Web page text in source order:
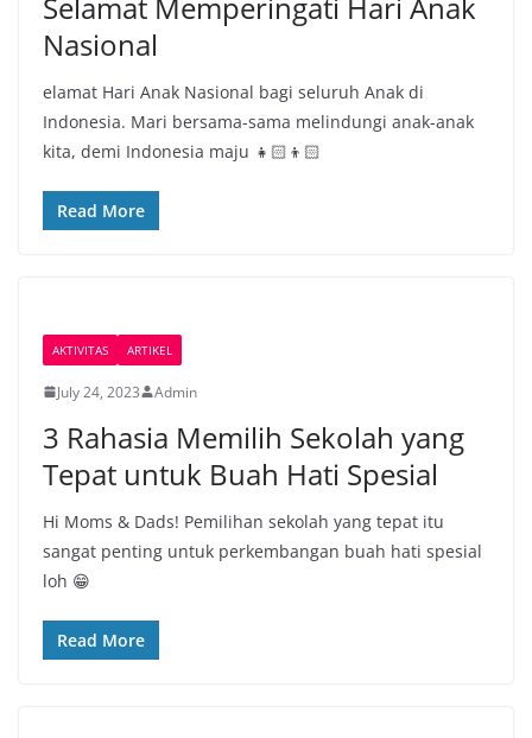
Nasional
elamat Hari Anak Nasional bagi seluruh Anak di
Indonesia. Mari bersama-sama melindungi anak-anak
kita, demi Indonesia maju 👧🏻👦🏻
Read More
AKTIVITAS ARTIKEL
July 24, 2023 Admin
3 Rahasia Memilih Sekolah yang
Tepat untuk Buah Hati Spesial
Hi Moms & Dads! Pemilihan sekolah yang tepat itu
sangat penting untuk perkembangan buah hati spesial
loh 😁
Read More